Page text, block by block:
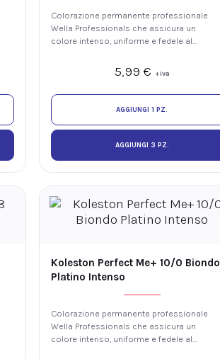
5,99 € +iva
Colorazione permanente professionale
Wella Professionals che assicura un
colore intenso, uniforme e fedele al
copertura dei capelli bianchi. La
tecnologia ME+ offre elevate
prestazioni colore riducendo il rischio
di sviluppare nuove allergie ai coloranti.
AGGIUNGI 1 PZ.
AGGIUNGI 3 PZ.
Koleston Perfect Me+ 10/0 Biondo
Platino Intenso
Colorazione permanente professionale
Wella Professionals che assicura un
colore intenso, uniforme e fedele al